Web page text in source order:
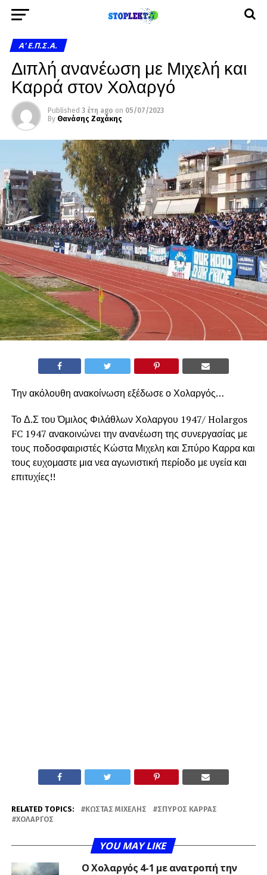
A' Ε.Π.Σ.Α.
Διπλή ανανέωση με Μιχελή και
Καρρά στον Χολαργό
Published 3 έτη ago on 05/07/2023
By Θανάσης Ζαχάκης
Την ακόλουθη ανακοίνωση εξέδωσε ο Χολαργός…
Το Δ.Σ του Όμιλος Φιλάθλων Χολαργου 1947/ Holargos
FC 1947 ανακοινώνει την ανανέωση της συνεργασίας με
τους ποδοσφαιριστές Κώστα Μιχελη και Σπύρο Καρρα και
τους ευχομαστε μια νεα αγωνιστική περίοδο με υγεία και
επιτυχίες!!
RELATED TOPICS: ΚΏΣΤΑΣ ΜΙΧΕΛΉΣ
ΣΠΎΡΟΣ ΚΑΡΡΆΣ
ΧΟΛΑΡΓΌΣ
YOU MAY LIKE
Ο Χολαργός 4-1 με ανατροπή την